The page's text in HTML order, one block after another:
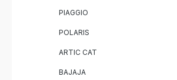
PIAGGIO
POLARIS
ARTIC CAT
BAJAJA